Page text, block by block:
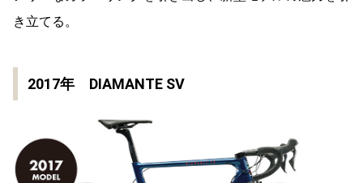
き立てる。
2017年 DIAMANTE SV